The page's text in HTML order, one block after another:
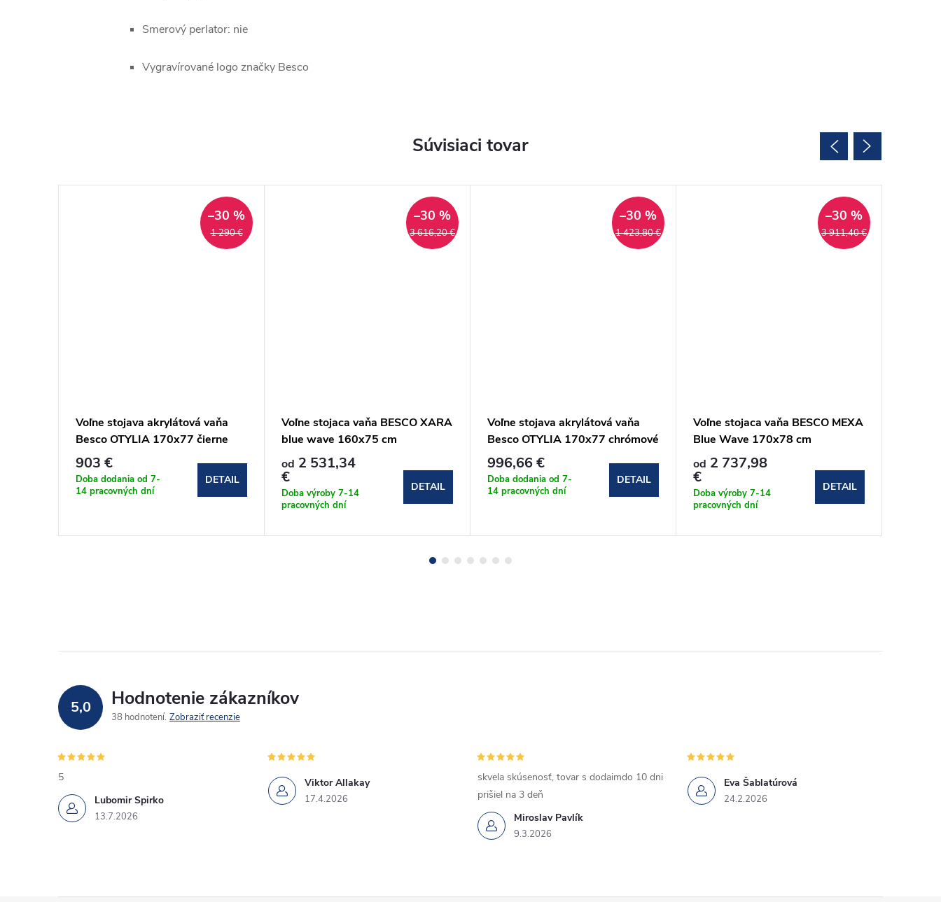
Smerový perlator: nie
Vygravírované logo značky Besco
Súvisiaci tovar
1 290 €
–30 %
Voľne stojava akrylátová vaňa
Besco OTYLIA 170x77 čierne
matné nohy (#WKO-170W+CH)
903 €
Doba dodania od 7-
14 pracovných dní
DETAIL
3 616,20 €
–30 %
Voľne stojaca vaňa BESCO XARA
blue wave 160x75 cm
od 2 531,34
€
Doba výroby 7-14
pracovných dní
DETAIL
1 423,80 €
–30 %
Voľne stojava akrylátová vaňa
Besco OTYLIA 170x77 chrómové
nohy (#WKO-170W+CH)
996,66 €
Doba dodania od 7-
14 pracovných dní
DETAIL
3 911,40 €
–30 %
Voľne stojaca vaňa BESCO MEXA
Blue Wave 170x78 cm
od 2 737,98
€
Doba výroby 7-14
pracovných dní
DETAIL
5,0 Hodnotenie zákazníkov
38 hodnotení Zobraziť recenzie
Lubomir Spirko
13.7.2026
5 Viktor Allakay
17.4.2026
Miroslav Pavlík
9.3.2026
skvela skúsenosť, tovar s dodaimdo 10 dni
prišiel na 3 deň
Eva Šablatúrová
24.2.2026